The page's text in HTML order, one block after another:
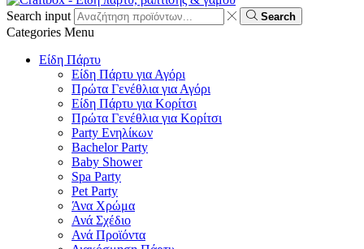
Search input Search
Categories Menu
Είδη Πάρτυ
Είδη Πάρτυ για Αγόρι
Πρώτα Γενέθλια για Αγόρι
Είδη Πάρτυ για Κορίτσι
Πρώτα Γενέθλια για Κορίτσι
Party Ενηλίκων
Bachelor Party
Baby Shower
Spa Party
Pet Party
Άνα Χρώμα
Ανά Σχέδιο
Ανά Προϊόντα